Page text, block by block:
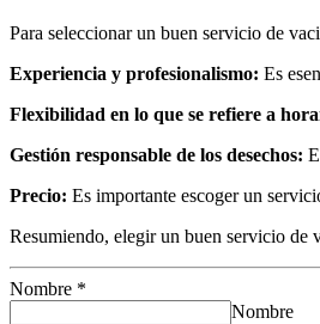
Para seleccionar un buen servicio de
Experiencia y profesionalismo: Es
Flexibilidad en lo que se refiere a
Gestión responsable de los desechos:
Precio: Es importante escoger un
Resumiendo, elegir un buen servicio de
Nombre *
Nombre